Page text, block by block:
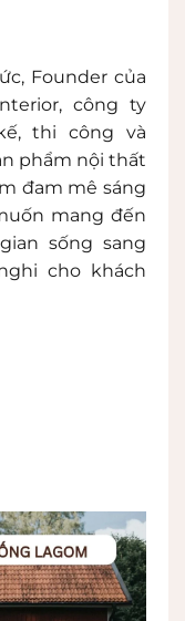
Founder của
công ty
thi công và
phẩm nội thất
đam mê sáng
mang đến
sống sang
cho khách